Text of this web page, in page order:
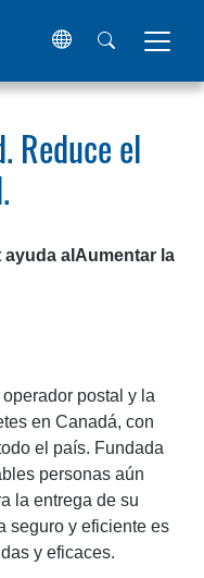
Aumenta la
Reduce el
ayuda a Aumentar la
postal y la
en Canadá, con
el país. Fundada
personas aún
la entrega de su
seguro y eficiente es
y eficaces.